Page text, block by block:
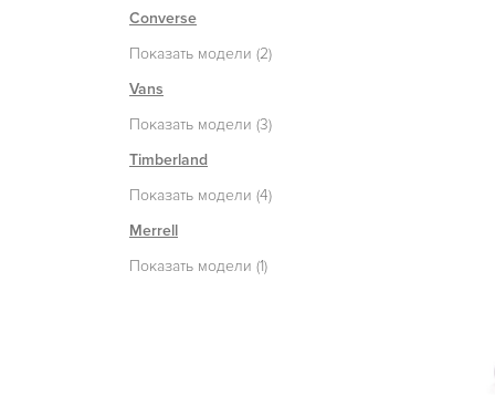
Converse
Показать модели (2)
Vans
Показать модели (3)
Timberland
Показать модели (4)
Merrell
Показать модели (1)